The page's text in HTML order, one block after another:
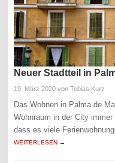
Neuer Stadtteil in
19. März 2020 von Tobias Kurz
Das Wohnen in Palma de
Wohnraum in der City
dass es viele
WEITERLESEN →